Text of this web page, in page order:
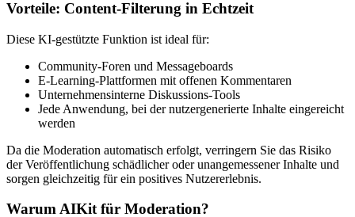
Vorteile: Content-Filterung in Echtzeit
Diese KI-gestützte Funktion ist ideal für:
Community-Foren und Messageboards
E-Learning-Plattformen mit offenen Kommentaren
Unternehmensinterne Diskussions-Tools
Jede Anwendung, bei der nutzergenerierte Inhalte eingereicht
werden
Da die Moderation automatisch erfolgt, verringern Sie das Risiko
der Veröffentlichung schädlicher oder unangemessener Inhalte und
sorgen gleichzeitig für ein positives Nutzererlebnis.
Warum AIKit für Moderation?